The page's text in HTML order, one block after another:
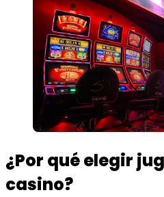
¿Por qué elegir
casino?